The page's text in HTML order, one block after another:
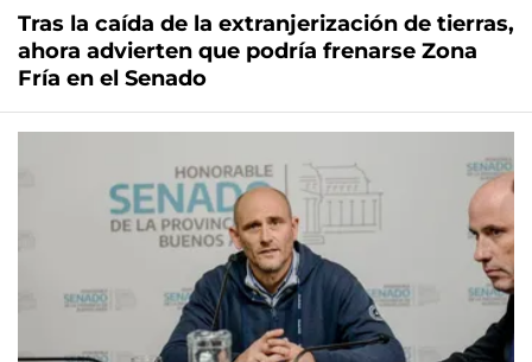
Tras la caída de la extranjerización de tierras,
ahora advierten que podría frenarse Zona
Fría en el Senado